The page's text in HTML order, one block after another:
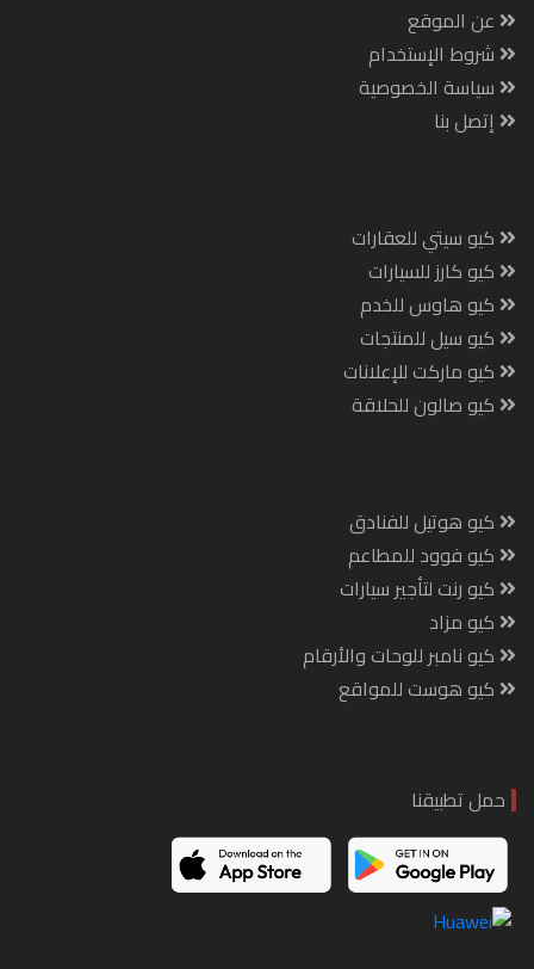
عن الموقع
شروط الإستخدام
سياسة الخصوصية
إتصل بنا
كيو سيتي للعقارات
كيو كارز للسيارات
كيو هاوس للخدم
كيو سيل للمنتجات
كيو ماركت للإعلانات
كيو صالون للحلاقة
كيو هوتيل للفنادق
كيو فوود للمطاعم
كيو رنت لتأجير سيارات
كيو مزاد
كيو نامبر للوحات والأرقام
كيو هوست للمواقع
حمل تطبيقنا